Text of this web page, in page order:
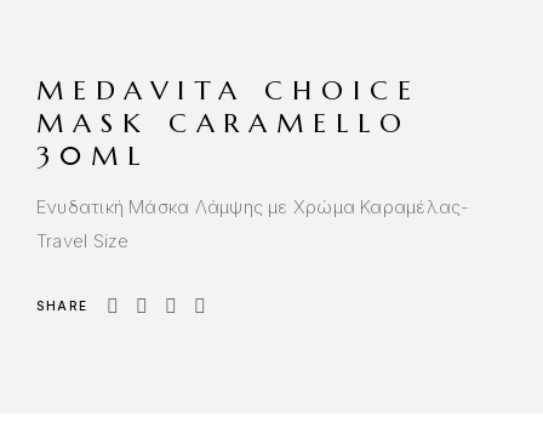
MEDAVITA CHOICE
MASK CARAMELLO
30ML
Ενυδατική Μάσκα Λάμψης με Χρώμα Καραμέλας-
Travel Size
SHARE